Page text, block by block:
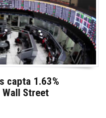
capta 1.63%
Street